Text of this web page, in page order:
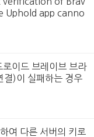
app canno
이드 브레이브 브라
결)이 실패하는 경우
여 다른 서버의 키로